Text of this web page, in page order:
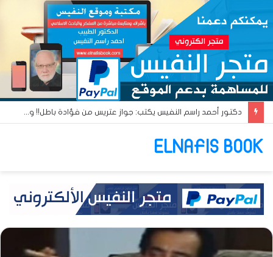
دكتور أحمد راسم النفيس يكتب: القومية العربية والبعث العربي… آن أوان البعث الإسلامي!!
ELNAFIS BOOK